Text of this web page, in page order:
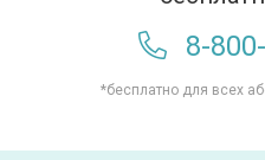
8-
*бесплатно для всех